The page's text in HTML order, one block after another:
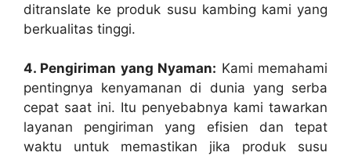
ditranslate ke produk susu kambing kami yang
berkualitas tinggi.
4. Pengiriman yang Nyaman: Kami memahami
pentingnya kenyamanan di dunia yang serba
cepat saat ini. Itu penyebabnya kami tawarkan
layanan pengiriman yang efisien dan tepat
waktu untuk memastikan jika produk susu